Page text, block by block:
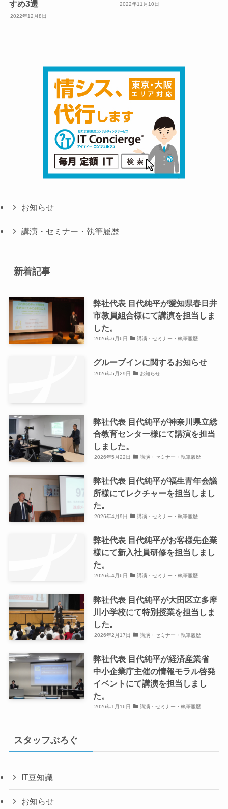
すめ3選
2022年12月8日
2022年11月10日
お知らせ
講演・セミナー・執筆履歴
新着記事
弊社代表 目代純平が愛知県春日井
市教員組合様にて講演を担当しま
した。
2026年6月6日 講演・セミナー・執筆履歴
グループインに関するお知らせ
2026年5月29日 お知らせ
弊社代表 目代純平が神奈川県立総
合教育センター様にて講演を担当
しました。
2026年5月22日 講演・セミナー・執筆履歴
弊社代表 目代純平が福生青年会議
所様にてレクチャーを担当しまし
た。
2026年4月9日 講演・セミナー・執筆履歴
弊社代表 目代純平がお客様先企業
様にて新入社員研修を担当しまし
た。
2026年4月6日 講演・セミナー・執筆履歴
弊社代表 目代純平が大田区立多摩
川小学校にて特別授業を担当しま
した。
2026年2月17日 講演・セミナー・執筆履歴
弊社代表 目代純平が経済産業省
中小企業庁主催の情報モラル啓発
イベントにて講演を担当しまし
た。
2026年1月16日 講演・セミナー・執筆履歴
スタッフぶろぐ
IT豆知識
お知らせ